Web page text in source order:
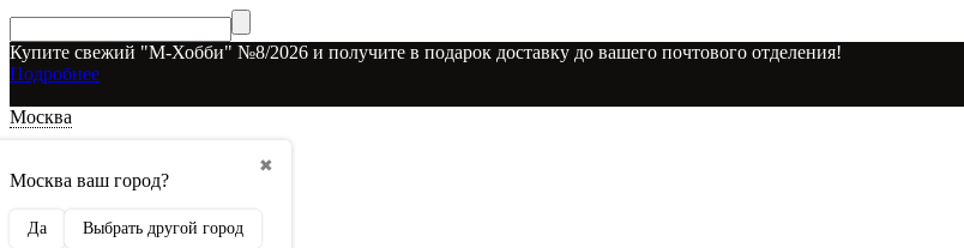
Купите свежий "М-Хобби" №8/2026 и получите в подарок доставку до вашего почтового отделения!
Подробнее
Москва
✖
Москва ваш город?
Да Выбрать другой город
О наших скидках
Рекламодателям